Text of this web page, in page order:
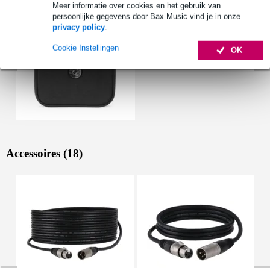
Meer informatie over cookies en het gebruik van
persoonlijke gegevens door Bax Music vind je in onze
privacy policy.
OK
Cookie Instellingen
Accessoires (18)